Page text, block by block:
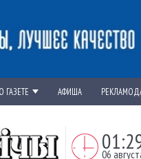
О ГАЗЕТЕ АФИША
06